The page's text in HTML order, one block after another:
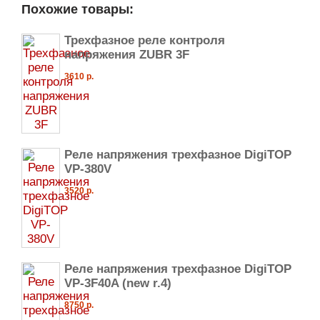
Похожие товары:
Трехфазное реле контроля
напряжения ZUBR 3F
3610 р.
Реле напряжения трехфазное DigiTOP
VP-380V
3520 р.
Реле напряжения трехфазное DigiTOP
VP-3F40A (new r.4)
8750 р.